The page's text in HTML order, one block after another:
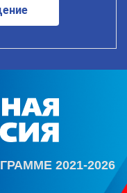
2021-2026